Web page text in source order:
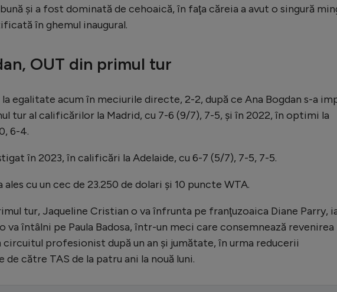
şi a fost dominată de cehoaică, în faţa căreia a avut o singură
în ghemul inaugural.
OUT din primul tur
egalitate acum în meciurile directe, 2-2, după ce Ana Bogdan s-a
tur al calificărilor la Madrid, cu 7-6 (9/7), 7-5, şi în 2022, în optimi la
6-4.
în 2023, în calificări la Adelaide, cu 6-7 (5/7), 7-5, 7-5.
ales cu un cec de 23.250 de dolari şi 10 puncte WTA.
tur, Jaqueline Cristian o va înfrunta pe franţuzoaica Diane Parry,
va întâlni pe Paula Badosa, într-un meci care consemnează revenirea
profesionist după un an şi jumătate, în urma reducerii
de către TAS de la patru ani la nouă luni.